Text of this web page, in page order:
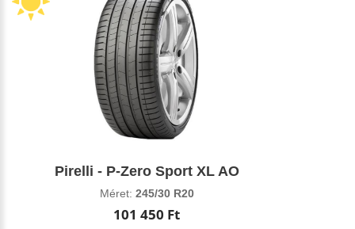
Pirelli - P-Zero Sport XL AO
Méret: 245/30 R20
101 450 Ft